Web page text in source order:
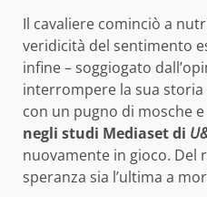
Il cavaliere cominciò a
veridicità del sentimento
infine – soggiogato
interrompere la sua storia
con un pugno di mosche
negli studi Mediaset di
nuovamente in gioco. Del
speranza sia l’ultima a